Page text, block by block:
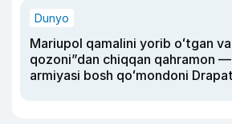
Dunyo
Mariupol qamalini yorib oʻtgan
qozoni”dan chiqqan qahramon
armiyasi bosh qoʻmondoni